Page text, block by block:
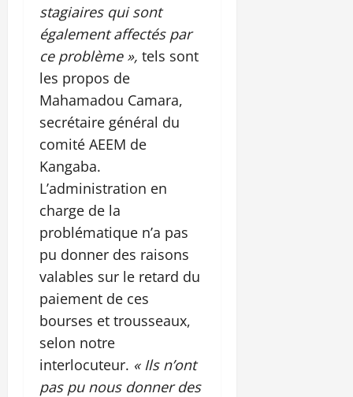
stagiaires qui sont
également affectés par
ce problème », tels sont
les propos de
Mahamadou Camara,
secrétaire général du
comité AEEM de
Kangaba.
L’administration en
charge de la
problématique n’a pas
pu donner des raisons
valables sur le retard du
paiement de ces
bourses et trousseaux,
selon notre
interlocuteur. « Ils n’ont
pas pu nous donner des